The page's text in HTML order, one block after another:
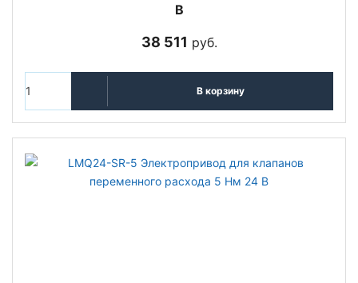
В
38 511 руб.
В корзину